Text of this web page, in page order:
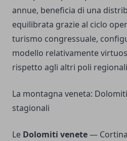
annue, beneficia di una
equilibrata grazie al ciclo
turismo congressuale,
modello relativamente
rispetto agli altri poli
La montagna veneta:
stagionali
Le Dolomiti venete—